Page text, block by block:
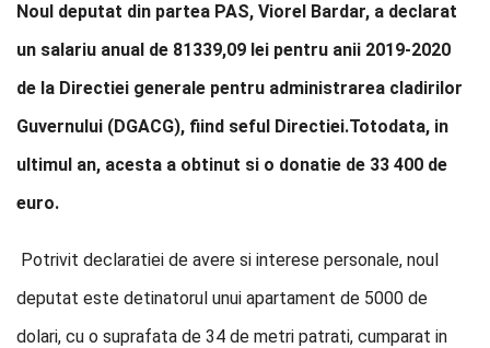
Noul deputat din partea PAS, Viorel Bardar, a declarat
un salariu anual de 81339,09 lei pentru anii 2019-2020
de la Directiei generale pentru administrarea cladirilor
Guvernului (DGACG), fiind seful Directiei.Totodata, in
ultimul an, acesta a obtinut si o donatie de 33 400 de
euro.
Potrivit declaratiei de avere si interese personale, noul
deputat este detinatorul unui apartament de 5000 de
dolari, cu o suprafata de 34 de metri patrati, cumparat in